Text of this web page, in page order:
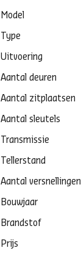
Model
Type
Uitvoering
Aantal deuren
Aantal zitplaatsen
Aantal sleutels
Transmissie
Tellerstand
Aantal versnellingen
Bouwjaar
Brandstof
Prijs